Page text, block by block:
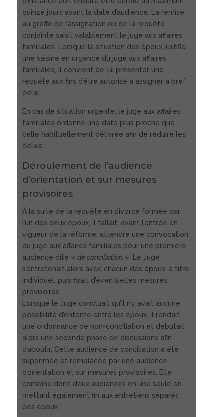
quinze jours avant la date d’audience. La remise
au greffe de l’assignation ou de la requête
conjointe saisit valablement le juge aux affaires
familiales. Lorsque la situation des époux justifie
une saisine en urgence du juge aux affaires
familiales, il convient de lui présenter une
requête aux fins d’être autorisé à assigner à bref
délai.
En cas de situation urgente, le juge aux affaires
familiales ordonne une date plus proche que
celle habituellement délivrée afin de réduire les
délais.
Déroulement de l’audience
d’orientation et sur mesures
provisoires
À la suite de la requête en divorce formée par
l’un des deux époux, il fallait, avant l’entrée en
vigueur de la réforme, attendre une convocation
du juge aux affaires familiales pour une première
audience dite « de conciliation ». Le Juge
s’entretenait alors avec chacun des époux, à titre
individuel, puis fixait d’éventuelles mesures
provisoires.
Lorsque le Juge concluait qu’il n’y avait aucune
possibilité d’entente entre les époux, il rendait
une ordonnance de non-conciliation et débutait
alors une seconde phase de discussions afin
d’aboutir. Cette audience de conciliation a été
supprimée et remplacée par une audience
d’orientation et sur mesures provisoires. Elle
combine donc deux audiences en une seule en
mettant également fin aux entretiens séparés
des époux.